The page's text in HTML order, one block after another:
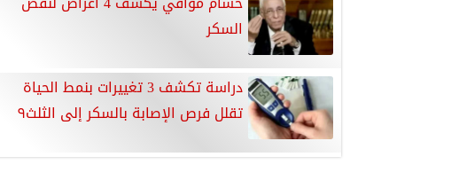
السكر
دراسة تكشف 3 تغييرات بنمط الحياة
تقلل فرص الإصابة بالسكر إلى الثلث٩